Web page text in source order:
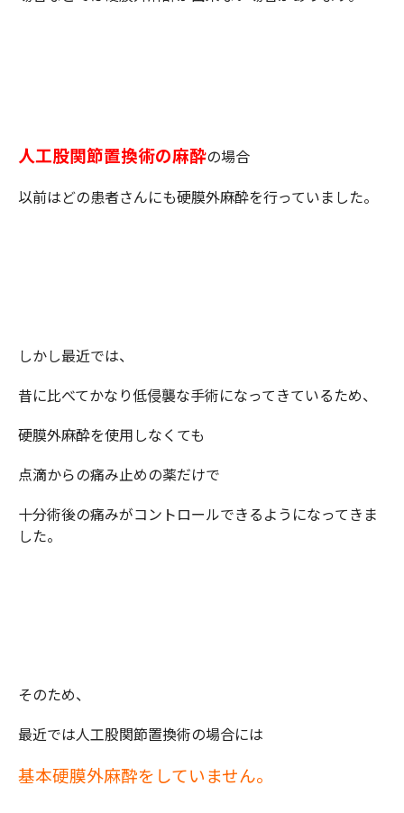
人工股関節置換術の麻酔の場合
以前はどの患者さんにも硬膜外麻酔を行っていました。
しかし最近では、
昔に比べてかなり低侵襲な手術になってきているため、
硬膜外麻酔を使用しなくても
点滴からの痛み止めの薬だけで
十分術後の痛みがコントロールできるようになってきま
した。
そのため、
最近では人工股関節置換術の場合には
基本硬膜外麻酔をしていません。